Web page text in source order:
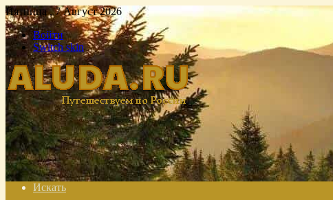
Пятница , 7 Август 2026
Войти
Switch skin
Искать